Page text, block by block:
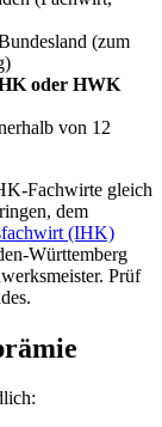
(zum
oder HWK
von 12
Fachwirte gleich
dem
(IHK)
Württemberg
Prüf